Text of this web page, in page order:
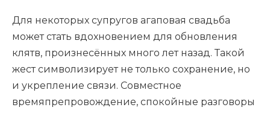
Для некоторых супругов агаповая свадьба
может стать вдохновением для обновления
клятв, произнесённых много лет назад. Такой
жест символизирует не только сохранение, но
и укрепление связи. Совместное
времяпрепровождение, спокойные разговоры